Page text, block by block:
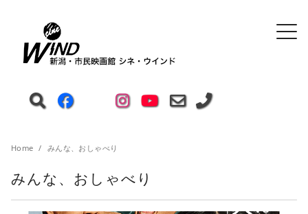
Home みんな、おしゃべり
みんな、おしゃべり